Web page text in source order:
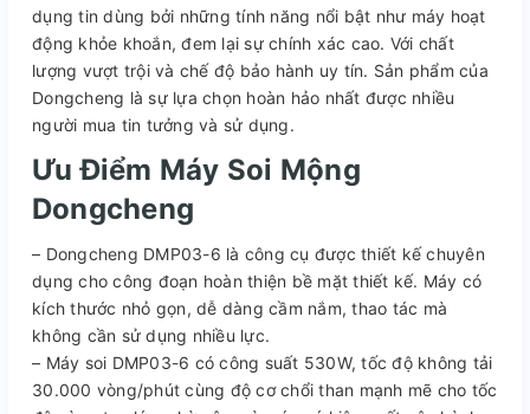
dụng tin dùng bởi những tính năng nổi bật như máy hoạt
động khỏe khoắn, đem lại sự chính xác cao. Với chất
lượng vượt trội và chế độ bảo hành uy tín. Sản phẩm của
Dongcheng là sự lựa chọn hoàn hảo nhất được nhiều
người mua tin tưởng và sử dụng.
Ưu Điểm Máy Soi Mộng
Dongcheng
– Dongcheng DMP03-6 là công cụ được thiết kế chuyên
dụng cho công đoạn hoàn thiện bề mặt thiết kế. Máy có
kích thước nhỏ gọn, dễ dàng cầm nắm, thao tác mà
không cần sử dụng nhiều lực.
– Máy soi DMP03-6 có công suất 530W, tốc độ không tải
30.000 vòng/phút cùng độ cơ chổi than mạnh mẽ cho tốc